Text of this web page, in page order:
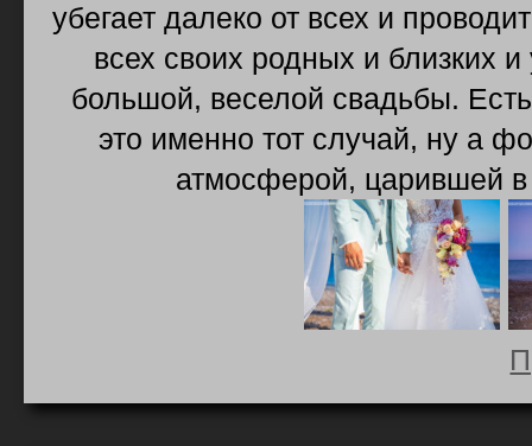
убегает далеко от всех и
всех своих родных и близких
большой, веселой свадьбы.
это именно тот случай, ну а
атмосферой, царившей